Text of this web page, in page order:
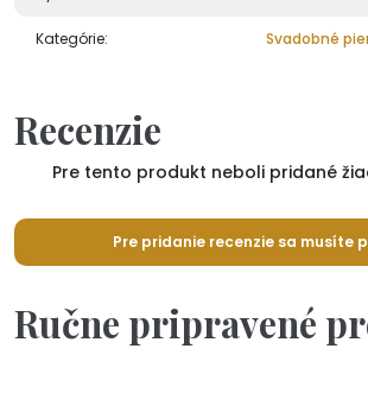
Kategórie: Svadobné
Recenzie
Pre tento produkt neboli pridané
Pre pridanie recenzie sa musíte
Ručne pripravené